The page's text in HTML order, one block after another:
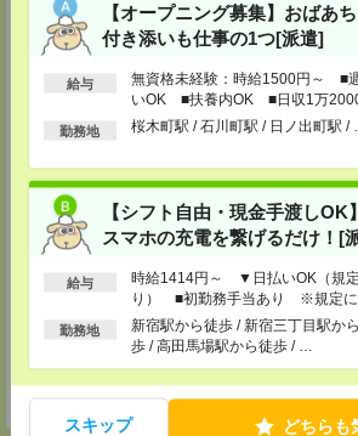
【オープニング募集】おばあ
付き添いも仕事の1つ[派遣]
給与
無資格未経験：時給1500円～ ■
いOK ■扶養内OK ■日収1万
以上
勤務地 桜木町駅 / 石川町駅 / 日ノ出町駅 / …
【シフト自由・現金手渡し
スマホの充電を繋げるだけ！[
給与
時給1414円～ ▼日払いOK（規
り） ■初勤務手当あり ※規定に
る
勤務地
新宿駅から徒歩 / 新宿三丁目駅か
歩 / 高田馬場駅から徒歩 / …
スキップ どちらも
高崎支店
〒370-0851 群馬県高崎市上中居町175-1 カツミ
・ＪＲ：高崎駅東口より徒歩17分。
・車：国道17号下之城交差点を環状線に曲がりま
ぎ、左側にラーメン店の看板があります。その隣
に「シューマート」があります。
TEL：0120-243918
担当：登録担当
久喜支店
〒346-0003 埼玉県久喜市久喜中央1-1-3 熊谷ビ
JR線・東武線久喜駅西口より徒歩2分。ロータリ
ド」の入ったビルの4階。
駐車場：久喜市営駅前駐車場の無料駐車場サービ
（久喜駅西口より徒歩3分。住所：久喜市久喜中央
お電話でお問い合わせください。
担当：登録担当